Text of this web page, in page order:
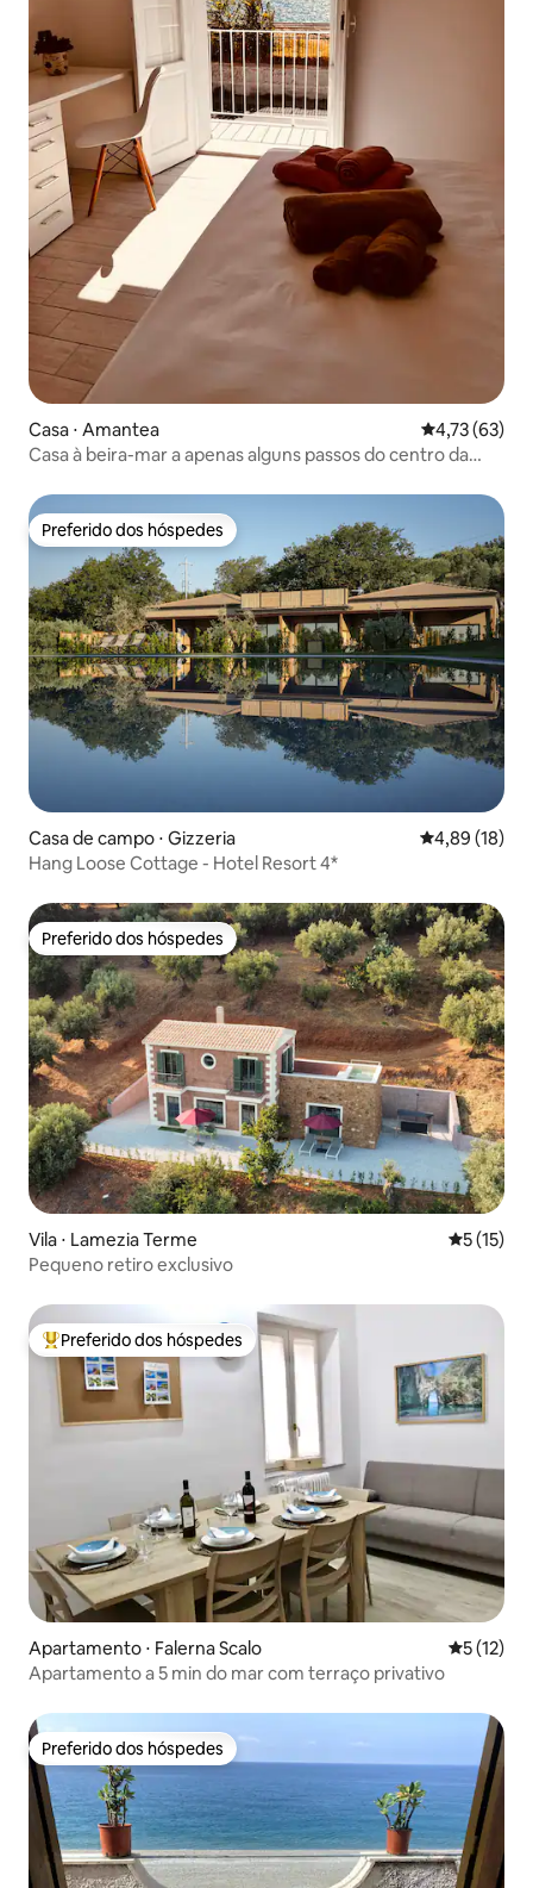
Casa ⋅ Amantea 4,73 de uma
4,73 (63)
Casa à beira-mar a apenas alguns passos do centro da
Preferido dos hóspedes
Preferido dos hóspedes
Casa de campo ⋅ Gizzeria 4,89 de uma
4,89 (18)
Hang Loose Cottage - Hotel Resort 4*
Preferido dos hóspedes
Preferido dos hóspedes
Vila ⋅ Lamezia Terme 5 de uma
5 (15)
Pequeno retiro exclusivo
Entre os melhores preferidos dos hóspedes
Preferido dos hóspedes
Apartamento ⋅ Falerna Scalo 5 de uma
5 (12)
Apartamento a 5 min do mar com terraço privativo
Preferido dos hóspedes
Preferido dos hóspedes